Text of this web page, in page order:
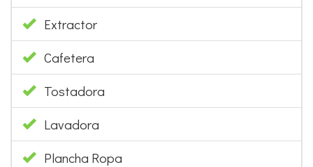
Extractor
Cafetera
Tostadora
Lavadora
Plancha Ropa